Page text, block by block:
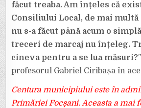
făcut treaba. Am înțeles că
Consiliului Local, de mai multă
nu s-a făcut până acum o
treceri de marcaj nu înțeleg.
cineva pentru a se lua măsuri?
profesorul Gabriel Ciribașa în
Centura municipiului este în
Primăriei Focșani. Aceasta a mai